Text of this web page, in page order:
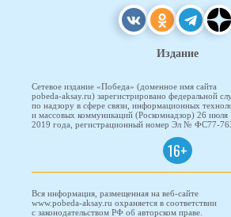
Издание
Сетевое издание «Победа» (доменное имя сайта
pobeda-aksay.ru) зарегистрировано федеральной
по надзору в сфере связи, информационных
и массовых коммуникаций (Роскомнадзор) 26 июля
2019 года, регистрационный номер Эл № ФС77-
16+
Вся информация, размещенная на веб-сайте
www.pobeda-aksay.ru охраняется в соответствии
с законодательством РФ об авторском праве.